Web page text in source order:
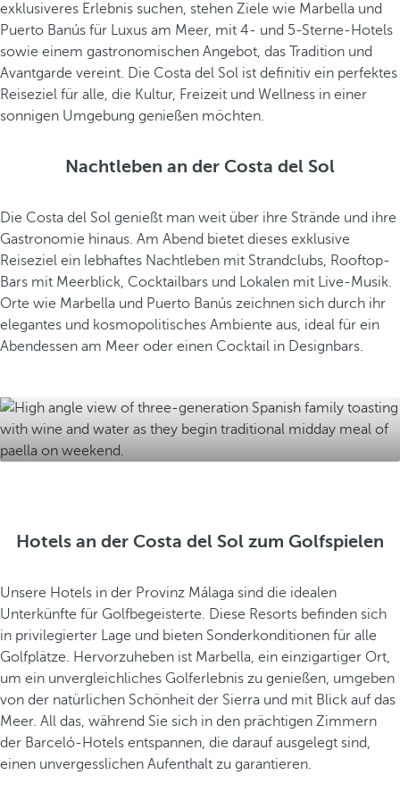
exklusiveres Erlebnis suchen, stehen Ziele wie Marbella und
Puerto Banús für Luxus am Meer, mit 4- und 5-Sterne-Hotels
sowie einem gastronomischen Angebot, das Tradition und
Avantgarde vereint. Die Costa del Sol ist definitiv ein perfektes
Reiseziel für alle, die Kultur, Freizeit und Wellness in einer
sonnigen Umgebung genießen möchten.
Nachtleben an der Costa del Sol
Die Costa del Sol genießt man weit über ihre Strände und ihre
Gastronomie hinaus. Am Abend bietet dieses exklusive
Reiseziel ein lebhaftes Nachtleben mit Strandclubs, Rooftop-
Bars mit Meerblick, Cocktailbars und Lokalen mit Live-Musik.
Orte wie Marbella und Puerto Banús zeichnen sich durch ihr
elegantes und kosmopolitisches Ambiente aus, ideal für ein
Abendessen am Meer oder einen Cocktail in Designbars.
l
u
s
i
s
c
a
z
p
a
c
h
o
Hotels an der Costa del Sol zum Golfspielen
Unsere Hotels in der Provinz Málaga sind die idealen
Unterkünfte für Golfbegeisterte. Diese Resorts befinden sich
in privilegierter Lage und bieten Sonderkonditionen für alle
Golfplätze. Hervorzuheben ist Marbella, ein einzigartiger Ort,
um ein unvergleichliches Golferlebnis zu genießen, umgeben
von der natürlichen Schönheit der Sierra und mit Blick auf das
Meer. All das, während Sie sich in den prächtigen Zimmern
der Barceló-Hotels entspannen, die darauf ausgelegt sind,
einen unvergesslichen Aufenthalt zu garantieren.